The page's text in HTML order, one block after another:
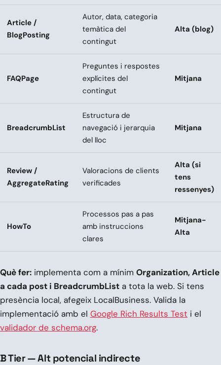
Article /
BlogPosting
Autor, data, categoria
temàtica del
contingut
Alta (blog)
FAQPage
Preguntes i respostes
explícites del
contingut
Mitjana
BreadcrumbList
Estructura de
navegació i jerarquia
del lloc
Mitjana
Review /
AggregateRating
Valoracions de clients
verificades
Alta (si
tens
ressenyes)
HowTo
Processos pas a pas
amb instruccions
clares
Mitjana-
Alta
Què fer: implementa com a mínim Organization, Article
a cada post i BreadcrumbList a tota la web. Si tens
presència local, afegeix LocalBusiness. Valida la
implementació amb el Google Rich Results Test i el
validador de schema.org.
B Tier — Alt potencial indirecte